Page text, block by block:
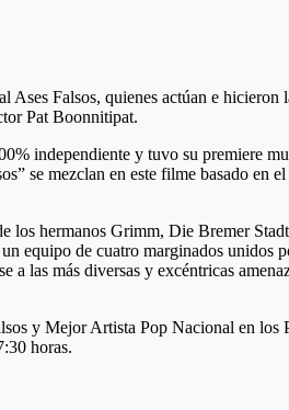
Falsos, quienes actúan e hicieron
Pat Boonnitipat.
independiente y tuvo su premiere
se mezclan en este filme basado en
los hermanos Grimm, Die Bremer
equipo de cuatro marginados unidos
las más diversas y excéntricas
y Mejor Artista Pop Nacional en los
horas.